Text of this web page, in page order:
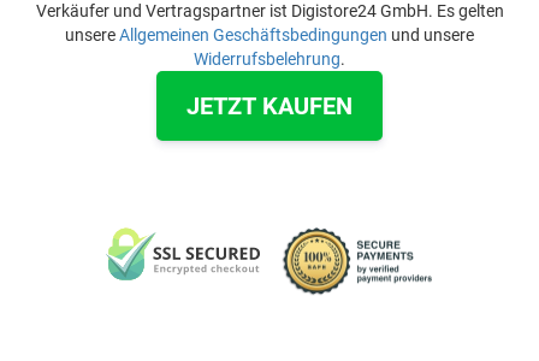
Verkäufer und Vertragspartner ist Digistore24 GmbH. Es gelten
unsereAllgemeinen Geschäftsbedingungen und unsere
Widerrufsbelehrung.
JETZT KAUFEN